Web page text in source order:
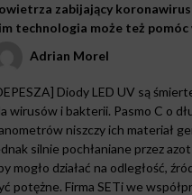
zabijający
technologia może też
Adrian Morel
Diody LED UV są
wirusów i bakterii. Pasmo C o
niszczy ich materiał
silnie pochłaniane przez
mogło działać na odległość,
potężne. Firma SETi we